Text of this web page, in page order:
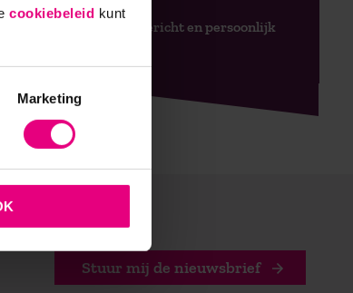
cookiebeleid kunt
Marketing
- Praktijkgericht en persoonlijk
Stuur mij de nieuwsbrief